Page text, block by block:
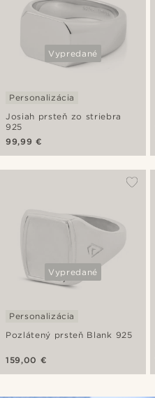
Vypredané
Josiah prsteň zo striebra
925
Personalizácia
99,99 €
Vypredané
Pozlátený prsteň Blank 925
Personalizácia
159,00 €